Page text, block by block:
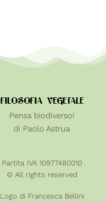
FILOSOFIA VEGETALE
Pensa biodiverso!
di Paolo Astrua
Partita IVA 10977480010
© All rights reserved
Logo di Francesca Bellini